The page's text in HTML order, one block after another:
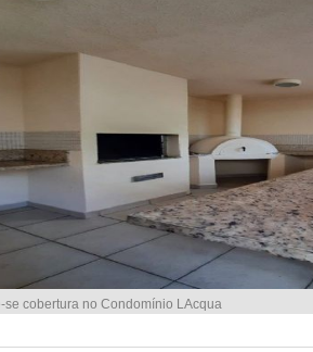
se cobertura no Condomínio LAcqua